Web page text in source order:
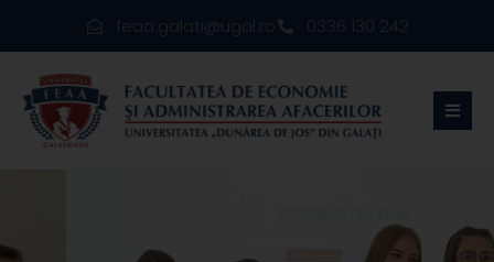
feaa.galati@ugal.ro 0336 130 242